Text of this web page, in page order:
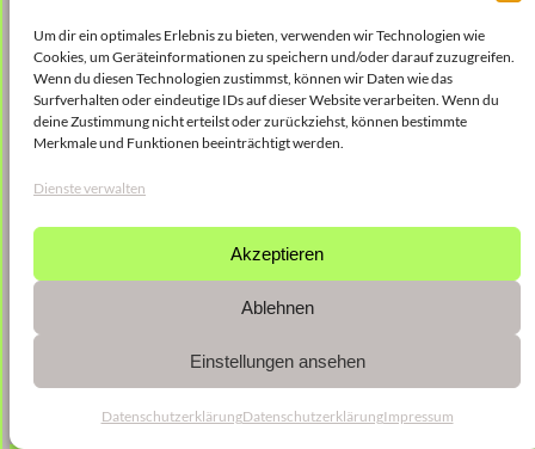
Um dir ein optimales Erlebnis zu bieten, verwenden wir Technologien wie
Cookies, um Geräteinformationen zu speichern und/oder darauf zuzugreifen.
Wenn du diesen Technologien zustimmst, können wir Daten wie das
Surfverhalten oder eindeutige IDs auf dieser Website verarbeiten. Wenn du
deine Zustimmung nicht erteilst oder zurückziehst, können bestimmte
Merkmale und Funktionen beeinträchtigt werden.
Dienste verwalten
Akzeptieren
Ablehnen
Einstellungen ansehen
DatenschutzerklärungDatenschutzerklärungImpressum
Veröffentlicht 9. Januar 2023 in
von shinse